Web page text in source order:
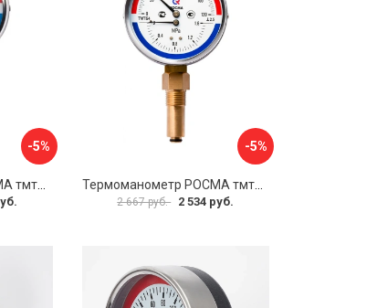
-5% -5%
Термоманометр РОСМА тмтб-31р.1 D070-00878
2 667 руб. 2 534 руб.